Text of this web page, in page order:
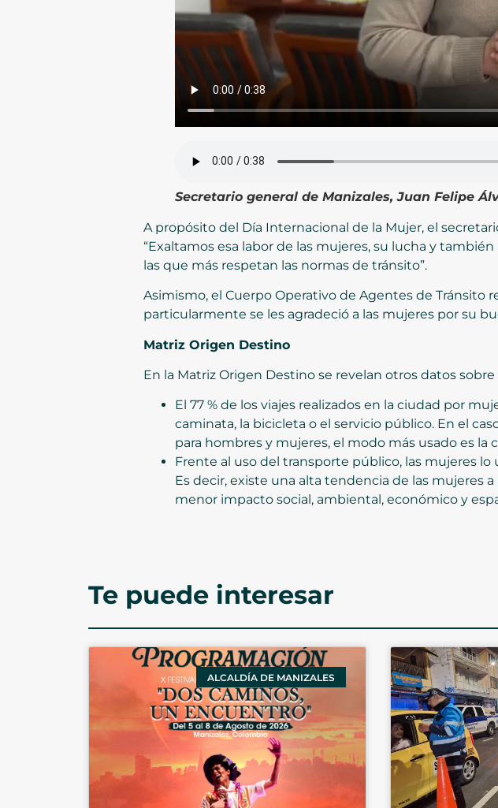
Secretario general de Manizales, Juan Felipe
A propósito del Día Internacional de la Mujer, el
“Exaltamos esa labor de las mujeres, su lucha y
las que más respetan las normas de tránsito”.
Asimismo, el Cuerpo Operativo de Agentes de Tránsito
particularmente se les agradeció a las mujeres por su
Matriz Origen Destino
En la Matriz Origen Destino se revelan otros datos
El 77 % de los viajes realizados en la ciudad por
caminata, la bicicleta o el servicio público. En el
para hombres y mujeres, el modo más usado es la
Frente al uso del transporte público, las mujeres lo
Es decir, existe una alta tendencia de las mujeres
menor impacto social, ambiental, económico y
Te puede interesar
ALCALDÍA DE MANIZALES